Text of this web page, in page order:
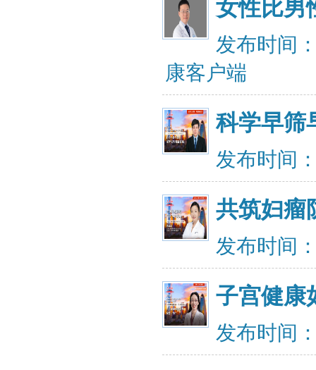
女性比男
发布时间
康客户端
科学早筛
发布时间
共筑妇瘤
发布时间
子宫健康
发布时间